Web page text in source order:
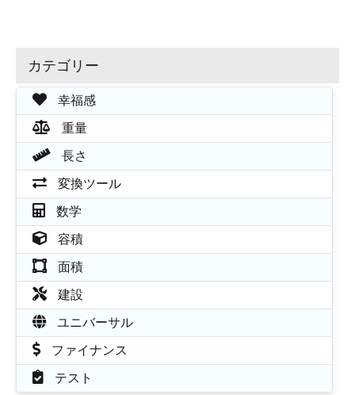
カテゴリー
幸福感
重量
長さ
変換ツール
数学
容積
面積
建設
ユニバーサル
ファイナンス
テスト